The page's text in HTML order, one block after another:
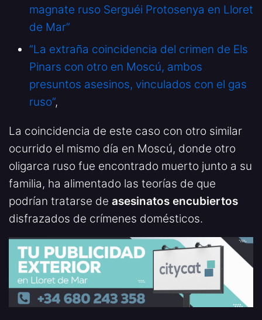
magnate ruso Serguéi Protosenya en Lloret
de Mar”
“La extraña coincidencia del crimen de Els
Pinars con otro en Moscú, ambos
presuntos asesinos, vinculados con el gas
ruso”,
La coincidencia de este caso con otro similar
ocurrido el mismo día en Moscú, donde otro
oligarca ruso fue encontrado muerto junto a su
familia, ha alimentado las teorías de que
podrían tratarse de asesinatos encubiertos
disfrazados de crímenes domésticos.